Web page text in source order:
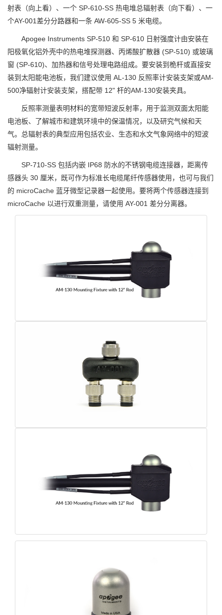
射表（向上看）、一个 SP-610-SS 热电堆总辐射表（向下看）、一
个AY-001差分分路器和一条 AW-605-SS 5 米电缆。
Apogee Instruments SP-510 和 SP-610 日射强度计由安装在
阳极氧化铝外壳中的热电堆探测器、丙烯酸扩散器 (SP-510) 或玻璃
窗 (SP-610)、加热器和信号处理电路组成。要安装到桅杆或直接安
装到太阳能电池板，我们建议使用 AL-130 反照率计安装支架或AM-
500净辐射计安装支架，搭配带 12" 杆的AM-130安装夹具。
反照率测量表明材料的宽带短波反射率，用于监测双面太阳能
电池板、了解城市和建筑环境中的保温情况，以及研究气候和天
气。总辐射表的典型应用包括农业、生态和水文气象网络中的短波
辐射测量。
SP-710-SS 包括内嵌 IP68 防水的不锈钢电缆连接器，距离传
感器头 30 厘米，既可作为标准长电缆尾纤传感器使用，也可与我们
的 microCache 蓝牙微型记录器一起使用。要将两个传感器连接到
microCache 以进行双重测量，请使用 AY-001 差分分离器。